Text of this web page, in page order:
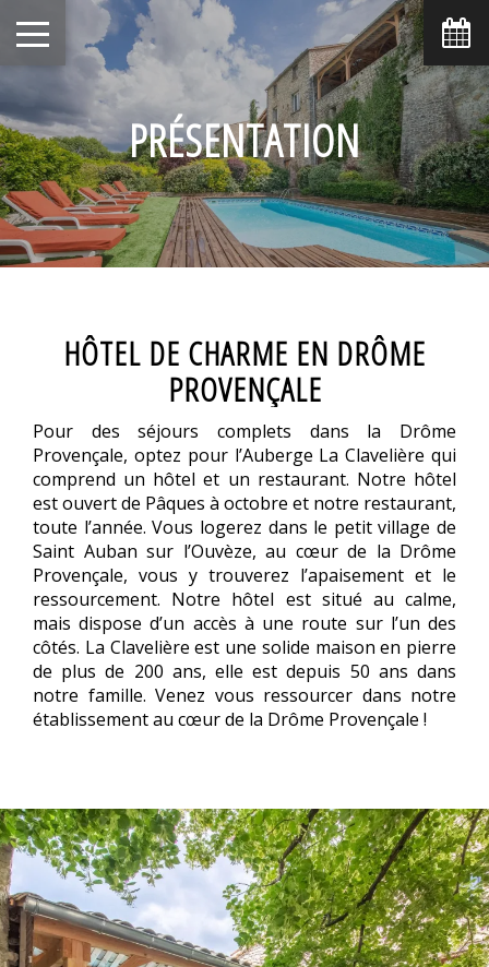
PRÉSENTATION
HÔTEL DE CHARME EN DRÔME
PROVENÇALE
Pour des séjours complets dans la Drôme
Provençale, optez pour l’Auberge La Clavelière qui
comprend un hôtel et un restaurant. Notre hôtel
est ouvert de Pâques à octobre et notre restaurant,
toute l’année. Vous logerez dans le petit village de
Saint Auban sur l’Ouvèze, au cœur de la Drôme
Provençale, vous y trouverez l’apaisement et le
ressourcement. Notre hôtel est situé au calme,
mais dispose d’un accès à une route sur l’un des
côtés. La Clavelière est une solide maison en pierre
de plus de 200 ans, elle est depuis 50 ans dans
notre famille. Venez vous ressourcer dans notre
établissement au cœur de la Drôme Provençale !